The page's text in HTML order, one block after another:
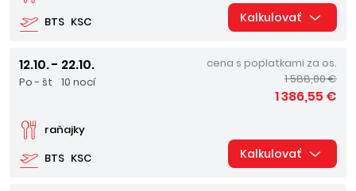
BTS KSC Kalkulovať
12.10. - 22.10.
Po - št 10 nocí
BTS KSC
raňajky
cena s poplatkami za os.
1 588,00 €
1 386,55 €
Kalkulovať